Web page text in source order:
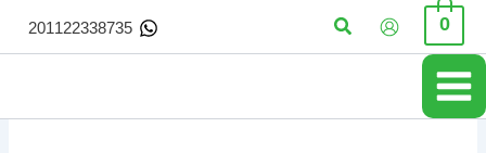
تخطي
المحتوى
0 البحث 201122338735